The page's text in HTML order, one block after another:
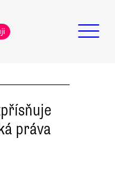
práva